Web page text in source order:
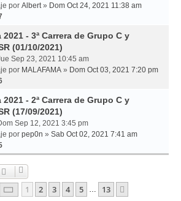
por Albert» Dom Oct 24, 2021 11:38 am
2021 - 3ª Carrera de Grupo C y
(01/10/2021)
Sep 23, 2021 10:45 am
por MALAFAMA » Dom Oct 03, 2021 7:20 pm
2021 - 2ª Carrera de Grupo C y
(17/09/2021)
Sep 12, 2021 3:45 pm
por pep0n » Sab Oct 02, 2021 7:41 am
Página De 13
1 2 3 4 5 … 13